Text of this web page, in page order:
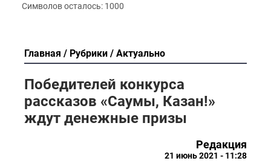
Символов осталось: 1000
Главная Рубрики Актуально
Победителей конкурса
рассказов «Саумы, Казан!»
ждут денежные призы
Редакция
21 июнь 2021 - 11:28